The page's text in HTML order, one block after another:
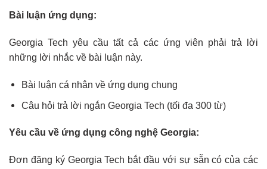
Bài luận ứng dụng:
Georgia Tech yêu cầu tất cả các ứng viên phải trả lời
những lời nhắc về bài luận này.
Bài luận cá nhân về ứng dụng chung
Câu hỏi trả lời ngắn Georgia Tech (tối đa 300 từ)
Yêu cầu về ứng dụng công nghệ Georgia:
Đơn đăng ký Georgia Tech bắt đầu với sự sẵn có của các